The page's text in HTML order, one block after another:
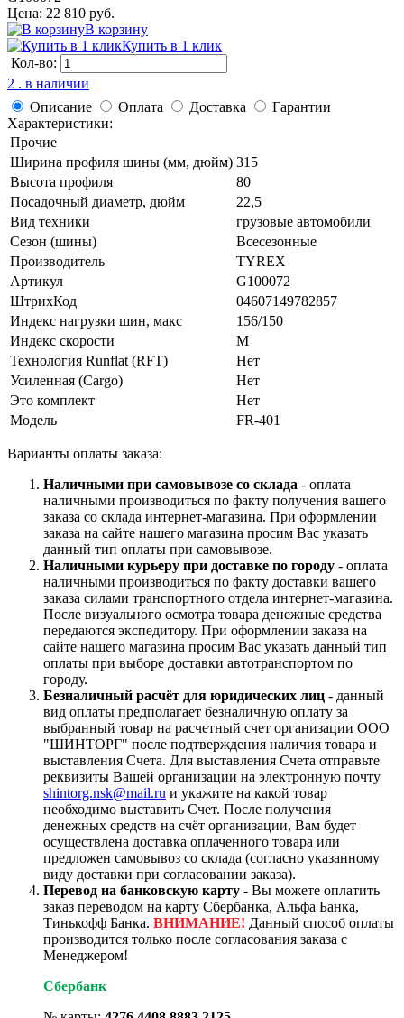
Цена: 22 810 руб.
В корзину
Купить в 1 клик
Кол-во:
2 . в наличии
Описание
Оплата Доставка
Гарантии
Характеристики:
Прочие
Ширина профиля шины (мм, дюйм) 315
Высота профиля
80
Посадочный диаметр, дюйм
22,5
Вид техники
грузовые автомобили
Сезон (шины)
Всесезонные
Производитель
TYREX
Артикул
G100072
ШтрихКод
04607149782857
Индекс нагрузки шин, макс
156/150
Индекс скорости
M
Технология Runflat (RFT)
Нет
Усиленная (Cargo)
Нет
Это комплект
Нет
Модель
FR-401
Варианты оплаты заказа:
Наличными при самовывозе со склада - оплата
наличными производиться по факту получения вашего
заказа со склада интернет-магазина. При оформлении
заказа на сайте нашего магазина просим Вас указать
данный тип оплаты при самовывозе.
Наличными курьеру при доставке по городу - оплата
наличными производиться по факту доставки вашего
заказа силами транспортного отдела интернет-магазина.
После визуального осмотра товара денежные средства
передаются экспедитору. При оформлении заказа на
сайте нашего магазина просим Вас указать данный тип
оплаты при выборе доставки автотранспортом по
городу.
Безналичный расчёт для юридических лиц - данный
вид оплаты предполагает безналичную оплату за
выбранный товар на расчетный счет организации ООО
"ШИНТОРГ" после подтверждения наличия товара и
выставления Счета. Для выставления Счета отправьте
реквизиты Вашей организации на электронную почту
shintorg.nsk@mail.ru и укажите на какой товар
необходимо выставить Счет. После получения
денежных средств на счёт организации, Вам будет
осуществлена доставка оплаченного товара или
предложен самовывоз со склада (согласно указанному
виду доставки при согласовании заказа).
Перевод на банковскую карту - Вы можете оплатить
заказ переводом на карту Сбербанка, Альфа Банка,
Тинькофф Банка. ВНИМАНИЕ! Данный способ оплаты
производится только после согласования заказа с
Менеджером!
Сбербанк